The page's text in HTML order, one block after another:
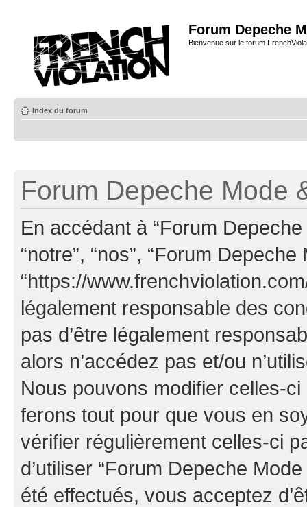
Forum Depeche
Bienvenue sur le forum
Index du forum
Forum Depeche Mode
En accédant à “Forum
“notre”, “nos”, “Forum Depeche
“https://
légalement responsable des
pas d’être légalement
alors n’accédez pas et/ou
Nous pouvons modifier celles-
ferons tout pour que vous en
vérifier régulièrement celles-ci
d’utiliser “Forum Depeche
été effectués, vous acceptez